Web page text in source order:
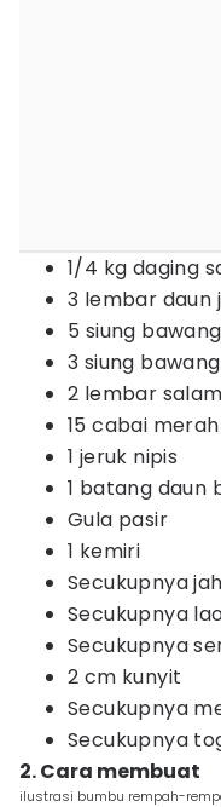
1/4 kg daging
3 lembar daun
5 siung
3 siung
2 lembar salam
15 cabai merah
1 jeruk nipis
1 batang daun
Gula pasir
1 kemiri
Secukupnya
Secukupnya
Secukupnya
2 cm kunyit
Secukupnya
Secukupnya
2. Cara membuat
ilustrasi bumbu rempah-